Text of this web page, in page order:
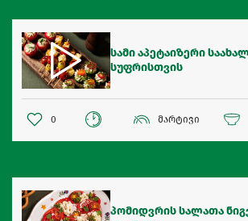
სამი აპეტაიზერი
სუფრისთვის
0 მარტივი
პომიდვრის სალათა